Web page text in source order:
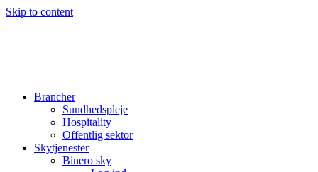
Skip to content
Brancher
Sundhedspleje
Hospitality
Offentlig sektor
Skytjenester
Binero sky